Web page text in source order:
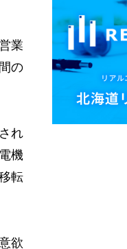
業
の
れ
機
転
欲